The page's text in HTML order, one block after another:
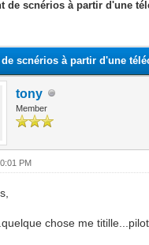
de scnérios à partir d'une
de scnérios à partir d'une
tony
Member
PM
chose me